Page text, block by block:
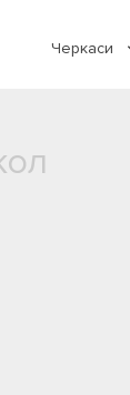
Черкаси